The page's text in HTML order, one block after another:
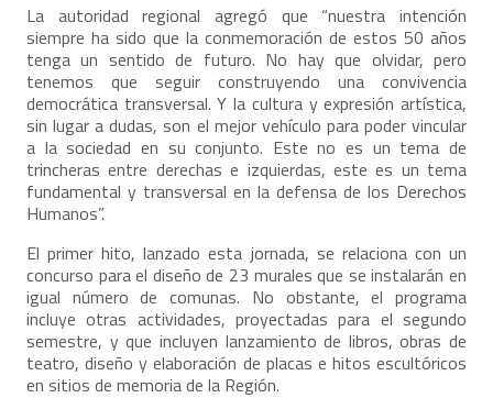
La autoridad regional agregó que “nuestra intención
siempre ha sido que la conmemoración de estos 50 años
tenga un sentido de futuro. No hay que olvidar, pero
tenemos que seguir construyendo una convivencia
democrática transversal. Y la cultura y expresión artística,
sin lugar a dudas, son el mejor vehículo para poder vincular
a la sociedad en su conjunto. Este no es un tema de
trincheras entre derechas e izquierdas, este es un tema
fundamental y transversal en la defensa de los Derechos
Humanos”.
El primer hito, lanzado esta jornada, se relaciona con un
concurso para el diseño de 23 murales que se instalarán en
igual número de comunas. No obstante, el programa
incluye otras actividades, proyectadas para el segundo
semestre, y que incluyen lanzamiento de libros, obras de
teatro, diseño y elaboración de placas e hitos escultóricos
en sitios de memoria de la Región.